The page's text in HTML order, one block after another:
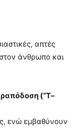
απτές
άνθρωπο και
(“T–
ενώ εμβαθύνουν